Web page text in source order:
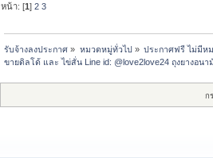
หน้า: [1]2 3
รับจ้างลงประกาศ » หมวดหมู่ทั่วไป » ประกาศฟรี ไม่มีห
ขายดิลโด้ และ ไข่สั่น Line id: @love2love24 ถุงยางอน
ก